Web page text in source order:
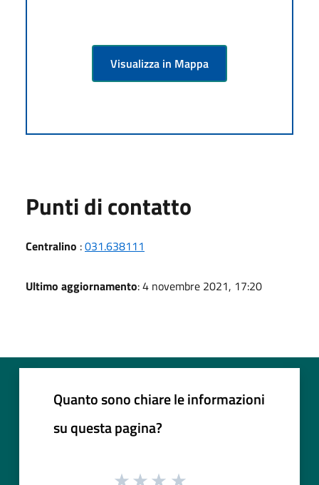
Visualizza in Mappa
Punti di contatto
Centralino :031.638111
Ultimo aggiornamento: 4 novembre 2021, 17:20
Quanto sono chiare le informazioni
su questa pagina?